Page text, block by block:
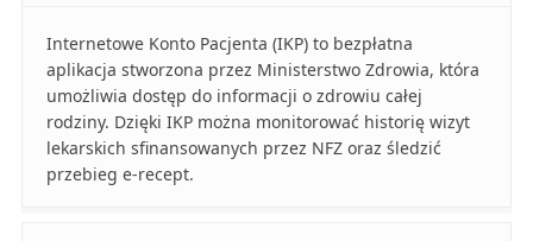
Internetowe Konto Pacjenta (IKP) to bezpłatna
aplikacja stworzona przez Ministerstwo Zdrowia, która
umożliwia dostęp do informacji o zdrowiu całej
rodziny. Dzięki IKP można monitorować historię wizyt
lekarskich sfinansowanych przez NFZ oraz śledzić
przebieg e-recept.